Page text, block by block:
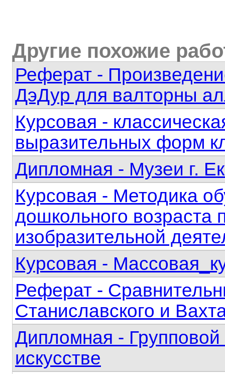
Другие похожие
Реферат -
ДэДур для валторны
Курсовая -
выразительных форм
Дипломная - Музеи г.
Курсовая - Методика
дошкольного возраста
изобразительной
Курсовая -
Реферат -
Станиславского и
Дипломная -
искусстве